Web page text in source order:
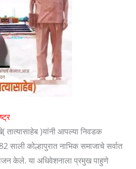
)यांनी आपल्या निवडक
साली कोल्हापुरात नाभिक समाजाचे सर्वात
केले. या अधिवेशनाला प्रमुख पाहुणे